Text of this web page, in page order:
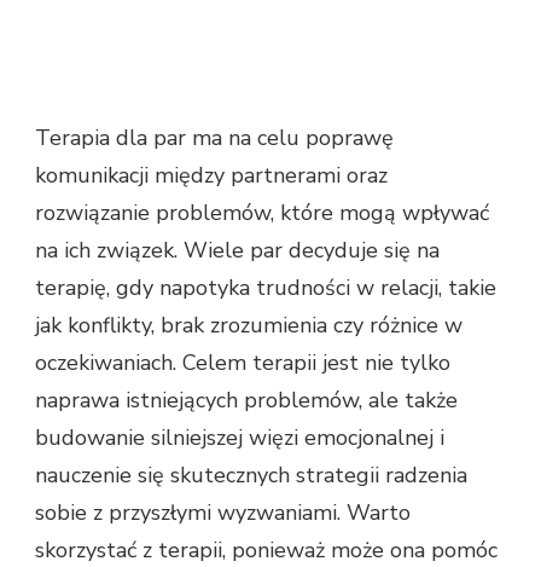
Terapia dla par ma na celu poprawę
komunikacji między partnerami oraz
rozwiązanie problemów, które mogą wpływać
na ich związek. Wiele par decyduje się na
terapię, gdy napotyka trudności w relacji, takie
jak konflikty, brak zrozumienia czy różnice w
oczekiwaniach. Celem terapii jest nie tylko
naprawa istniejących problemów, ale także
budowanie silniejszej więzi emocjonalnej i
nauczenie się skutecznych strategii radzenia
sobie z przyszłymi wyzwaniami. Warto
skorzystać z terapii, ponieważ może ona pomóc